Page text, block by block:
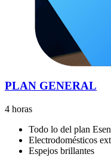
PLAN GENERAL
4 horas
Todo lo del plan
Electrodomésticos
Espejos brillantes